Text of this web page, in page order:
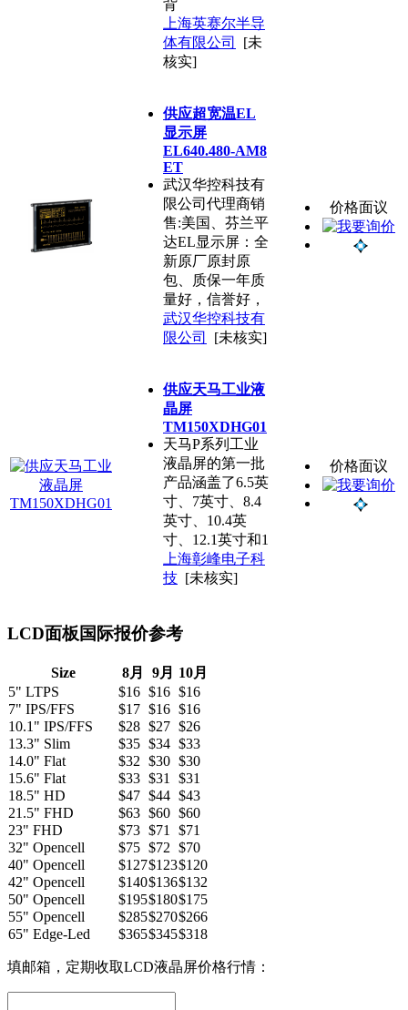
背
上海英赛尔半导
体有限公司
[未
核实]
供应超宽温EL
显示屏
EL640.480-AM8
ET
武汉华控科技有
限公司代理商销
售:美国、芬兰平
达EL显示屏：全
新原厂原封原
包、质保一年质
量好，信誉好，
武汉华控科技有
限公司
[未核实]
价格面议
供应天马工业液
晶屏
TM150XDHG01
天马P系列工业
液晶屏的第一批
产品涵盖了6.5英
寸、7英寸、8.4
英寸、10.4英
寸、12.1英寸和1
上海彰峰电子科
技 [未核实]
价格面议
LCD面板国际报价参考
Size 8月 9月 10月
5" LTPS
$16 $16 $16
7" IPS/FFS
$17 $16 $16
10.1" IPS/FFS
$28 $27 $26
13.3" Slim
$35 $34 $33
14.0" Flat
$32 $30 $30
15.6" Flat
$33 $31
$31
18.5" HD
$47 $44 $43
21.5" FHD
$63 $60 $60
23" FHD
$73 $71
$71
32" Opencell
$75 $72 $70
40" Opencell
$127$123$120
42" Opencell
$140$136$132
50" Opencell
$195$180$175
55" Opencell
$285$270$266
65" Edge-Led
$365$345$318
填邮箱，定期收取LCD液晶屏价格行情：